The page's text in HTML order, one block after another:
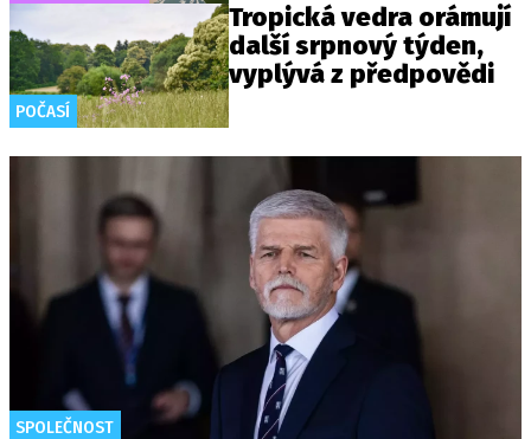
POČASÍ
Tropická vedra orámují
další srpnový týden,
vyplývá z předpovědi
SPOLEČNOST